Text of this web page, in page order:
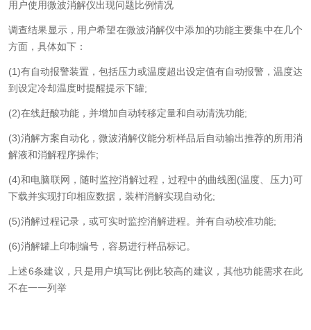
用户使用微波消解仪出现问题比例情况
调查结果显示，用户希望在微波消解仪中添加的功能主要集中在几个
方面，具体如下：
(1)有自动报警装置，包括压力或温度超出设定值有自动报警，温度达
到设定冷却温度时提醒提示下罐;
(2)在线赶酸功能，并增加自动转移定量和自动清洗功能;
(3)消解方案自动化，微波消解仪能分析样品后自动输出推荐的所用消
解液和消解程序操作;
(4)和电脑联网，随时监控消解过程，过程中的曲线图(温度、压力)可
下载并实现打印相应数据，装样消解实现自动化;
(5)消解过程记录，或可实时监控消解进程。并有自动校准功能;
(6)消解罐上印制编号，容易进行样品标记。
上述6条建议，只是用户填写比例比较高的建议，其他功能需求在此
不在一一列举